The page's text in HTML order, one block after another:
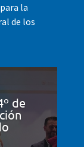
la
de los
de